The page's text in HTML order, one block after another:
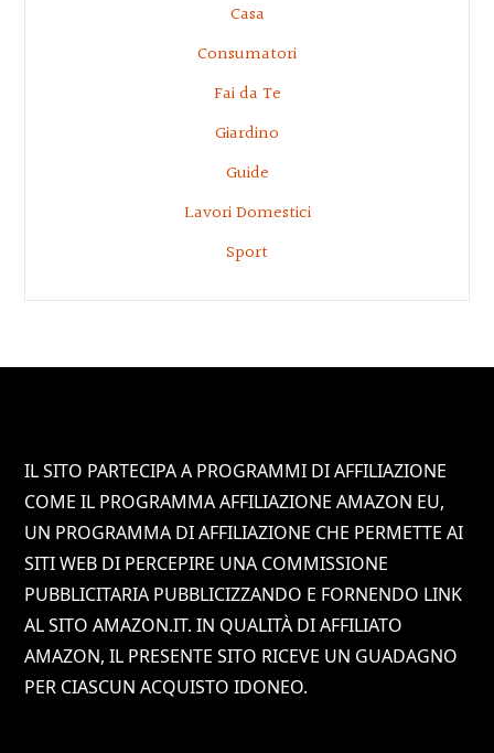
Casa
Consumatori
Fai da Te
Giardino
Guide
Lavori Domestici
Sport
Footer
IL SITO PARTECIPA A PROGRAMMI DI AFFILIAZIONE
COME IL PROGRAMMA AFFILIAZIONE AMAZON EU,
UN PROGRAMMA DI AFFILIAZIONE CHE PERMETTE AI
SITI WEB DI PERCEPIRE UNA COMMISSIONE
PUBBLICITARIA PUBBLICIZZANDO E FORNENDO LINK
AL SITO AMAZON.IT. IN QUALITÀ DI AFFILIATO
AMAZON, IL PRESENTE SITO RICEVE UN GUADAGNO
PER CIASCUN ACQUISTO IDONEO.